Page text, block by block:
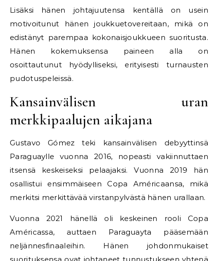
Lisäksi hänen johtajuutensa kentällä on usein
motivoitunut hänen joukkuetovereitaan, mikä on
edistänyt parempaa kokonaisjoukkueen suoritusta.
Hänen kokemuksensa paineen alla on
osoittautunut hyödylliseksi, erityisesti turnausten
pudotuspeleissä.
Kansainvälisen uran
merkkipaalujen aikajana
Gustavo Gómez teki kansainvälisen debyyttinsä
Paraguaylle vuonna 2016, nopeasti vakiinnuttaen
itsensä keskeiseksi pelaajaksi. Vuonna 2019 hän
osallistui ensimmäiseen Copa Américaansa, mikä
merkitsi merkittävää virstanpylvästä hänen urallaan.
Vuonna 2021 hänellä oli keskeinen rooli Copa
Américassa, auttaen Paraguayta pääsemään
neljännesfinaaleihin. Hänen johdonmukaiset